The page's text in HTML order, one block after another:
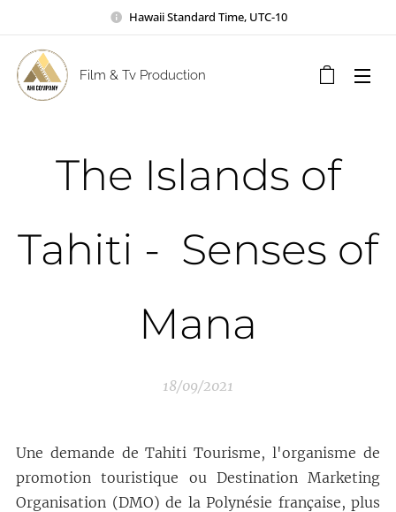
Hawaii Standard Time, UTC-10
Film & Tv Production
The Islands of
Tahiti - Senses of
Mana
18/09/2021
Une demande de Tahiti Tourisme, l'organisme de
promotion touristique ou Destination Marketing
Organisation (DMO) de la Polynésie française, plus